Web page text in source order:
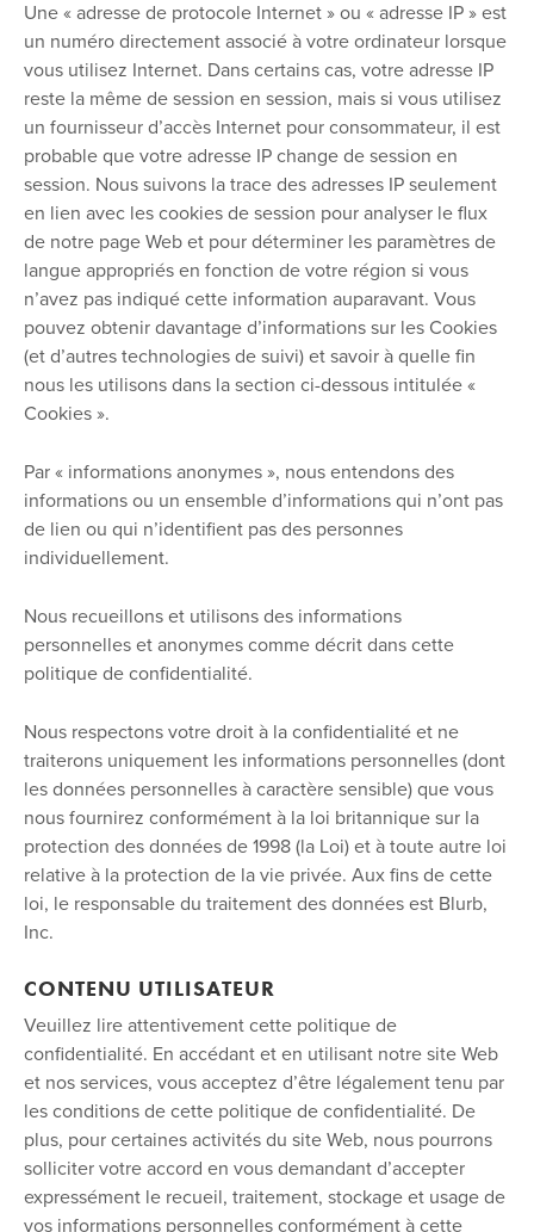
Une « adresse de protocole Internet » ou « adresse IP » est
un numéro directement associé à votre ordinateur lorsque
vous utilisez Internet. Dans certains cas, votre adresse IP
reste la même de session en session, mais si vous utilisez
un fournisseur d’accès Internet pour consommateur, il est
probable que votre adresse IP change de session en
session. Nous suivons la trace des adresses IP seulement
en lien avec les cookies de session pour analyser le flux
de notre page Web et pour déterminer les paramètres de
langue appropriés en fonction de votre région si vous
n’avez pas indiqué cette information auparavant. Vous
pouvez obtenir davantage d’informations sur les Cookies
(et d’autres technologies de suivi) et savoir à quelle fin
nous les utilisons dans la section ci-dessous intitulée «
Cookies ».
Par « informations anonymes », nous entendons des
informations ou un ensemble d’informations qui n’ont pas
de lien ou qui n’identifient pas des personnes
individuellement.
Nous recueillons et utilisons des informations
personnelles et anonymes comme décrit dans cette
politique de confidentialité.
Nous respectons votre droit à la confidentialité et ne
traiterons uniquement les informations personnelles (dont
les données personnelles à caractère sensible) que vous
nous fournirez conformément à la loi britannique sur la
protection des données de 1998 (la Loi) et à toute autre loi
relative à la protection de la vie privée. Aux fins de cette
loi, le responsable du traitement des données est Blurb,
Inc.
CONTENU UTILISATEUR
Veuillez lire attentivement cette politique de
confidentialité. En accédant et en utilisant notre site Web
et nos services, vous acceptez d’être légalement tenu par
les conditions de cette politique de confidentialité. De
plus, pour certaines activités du site Web, nous pourrons
solliciter votre accord en vous demandant d’accepter
expressément le recueil, traitement, stockage et usage de
vos informations personnelles conformément à cette